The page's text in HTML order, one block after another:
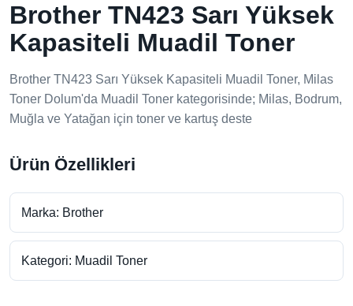
Brother TN423 Sarı Yüksek
Kapasiteli Muadil Toner
Brother TN423 Sarı Yüksek Kapasiteli Muadil Toner, Milas
Toner Dolum'da Muadil Toner kategorisinde; Milas, Bodrum,
Muğla ve Yatağan için toner ve kartuş deste
Ürün Özellikleri
Marka: Brother
Kategori: Muadil Toner